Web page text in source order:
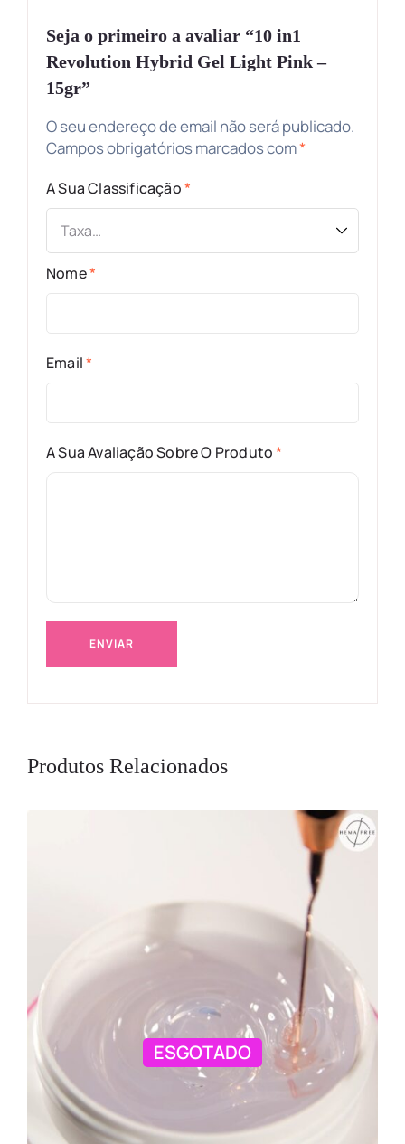
Seja o primeiro a avaliar “10 in1
Revolution Hybrid Gel Light Pink –
15gr”
O seu endereço de email não será publicado.
Campos obrigatórios marcados com*
A Sua Classificação*
A Sua Avaliação Sobre O Produto*
Nome*
Email*
Produtos Relacionados
ESGOTADO